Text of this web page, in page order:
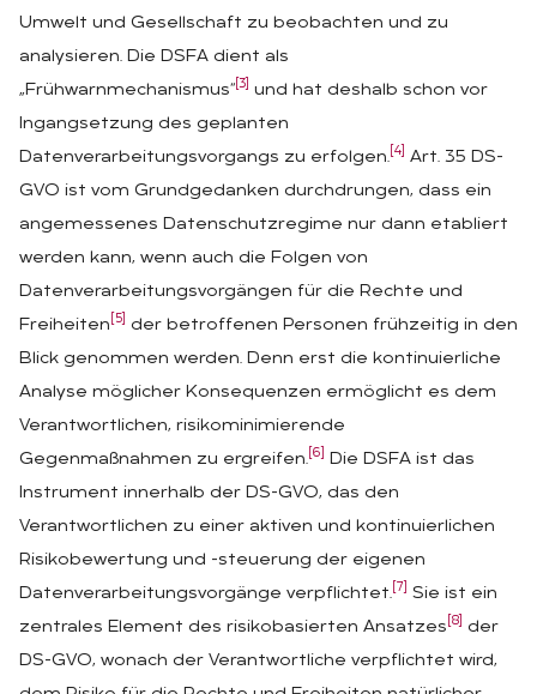
Umwelt und Gesellschaft zu beobachten und zu
analysieren. Die DSFA dient als
„Frühwarnmechanismus“ [3]
und hat deshalb schon vor
Ingangsetzung des geplanten
Datenverarbeitungsvorgangs zu erfolgen. [4]
Art. 35 DS-
GVO ist vom Grundgedanken durchdrungen, dass ein
angemessenes Datenschutzregime nur dann etabliert
werden kann, wenn auch die Folgen von
Datenverarbeitungsvorgängen für die Rechte und
Freiheiten [5]
der betroffenen Personen frühzeitig in den
Blick genommen werden. Denn erst die kontinuierliche
Analyse möglicher Konsequenzen ermöglicht es dem
Verantwortlichen, risikominimierende
Gegenmaßnahmen zu ergreifen. [6]
Die DSFA ist das
Instrument innerhalb der DS-GVO, das den
Verantwortlichen zu einer aktiven und kontinuierlichen
Risikobewertung und -steuerung der eigenen
Datenverarbeitungsvorgänge verpflichtet. [7]
Sie ist ein
zentrales Element des risikobasierten Ansatzes [8]
der
DS-GVO, wonach der Verantwortliche verpflichtet wird,